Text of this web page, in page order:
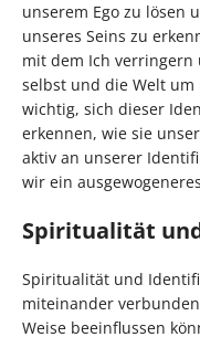
unserem Ego zu lösen
unseres Seins zu
mit dem Ich
selbst und die Welt
wichtig, sich dieser
erkennen, wie sie
aktiv an unserer
wir ein
Spiritualität
Spiritualität und
miteinander
Weise beeinflussen